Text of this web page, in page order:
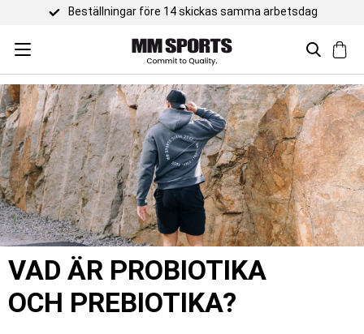
Trustpilot 4,5 / 5
VAD ÄR PROBIOTIKA
OCH PREBIOTIKA?